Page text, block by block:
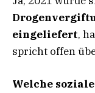
eingeliefert,
spricht offen
Welche